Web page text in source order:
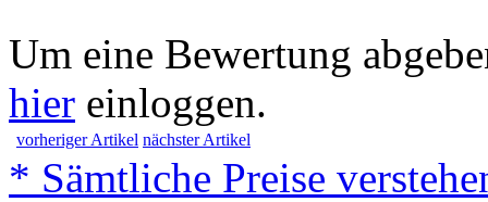
Um eine Bewertung
hier einloggen.
vorheriger Artikel nächster Artikel
* Sämtliche Preise